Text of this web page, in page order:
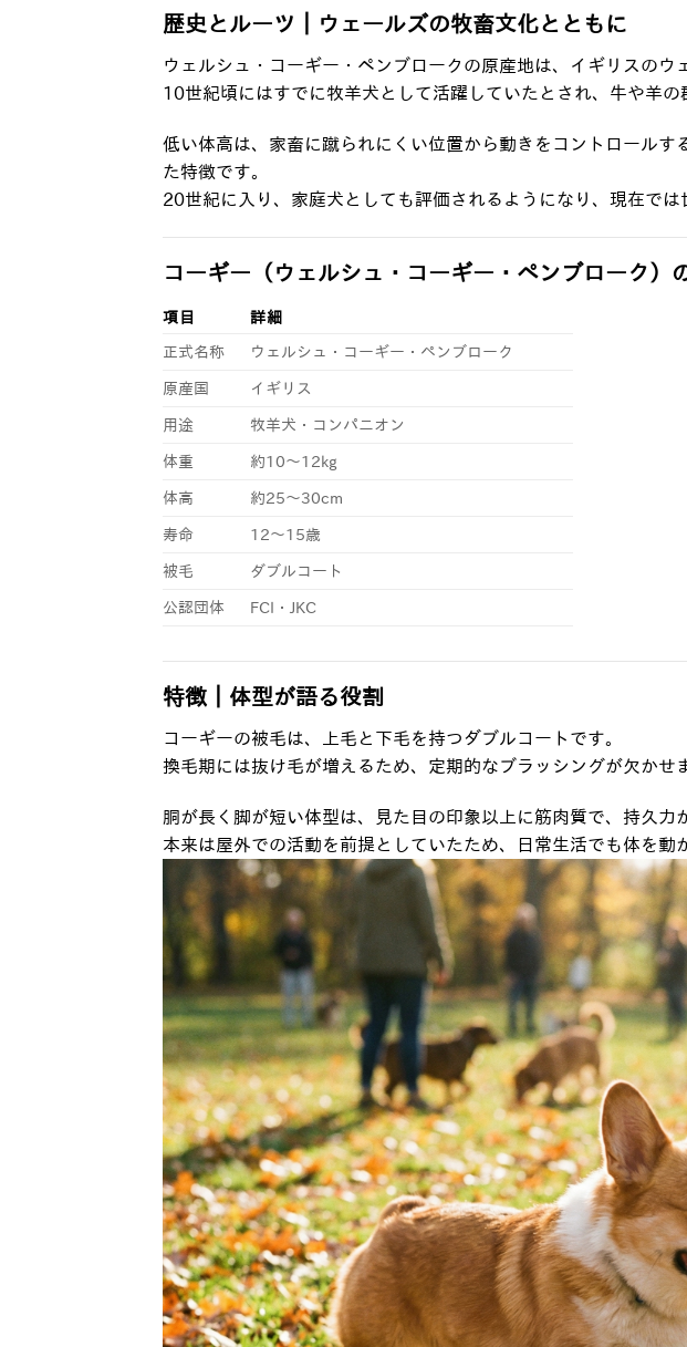
歴史とルーツ｜ウェールズの牧畜文化とともに
ウェルシュ・コーギー・ペンブロークの原産地は、イギリスのウ
10世紀頃にはすでに牧羊犬として活躍していたとされ、牛や羊の
低い体高は、家畜に蹴られにくい位置から動きをコントロールす
た特徴です。
20世紀に入り、家庭犬としても評価されるようになり、現在では
コーギー（ウェルシュ・コーギー・ペンブローク）
項目 詳細
正式名称 ウェルシュ・コーギー・ペンブローク
原産国 イギリス
用途 牧羊犬・コンパニオン
体重 約10〜12kg
体高 約25〜30cm
寿命 12〜15歳
被毛 ダブルコート
公認団体 FCI・JKC
特徴｜体型が語る役割
コーギーの被毛は、上毛と下毛を持つダブルコートです。
換毛期には抜け毛が増えるため、定期的なブラッシングが欠かせ
胴が長く脚が短い体型は、見た目の印象以上に筋肉質で、持久力
本来は屋外での活動を前提としていたため、日常生活でも体を動